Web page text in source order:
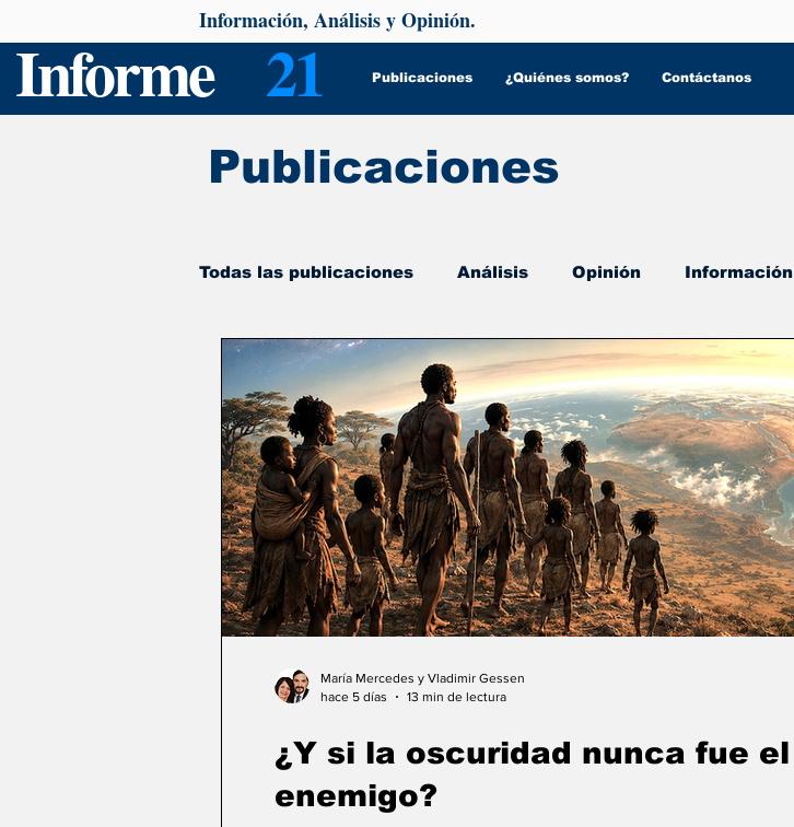
Informe 21 Publicaciones ¿Quiénes somos? Contáctanos
Información, Análisis y Opinión.
Todas las publicaciones Análisis Opinión Información
De interés Psicología y Salud
¿Y si la oscuridad nunca fue el
enemigo?
María Mercedes y Vladimir Gessen
hace 5 días
13 min de lectura
Publicaciones